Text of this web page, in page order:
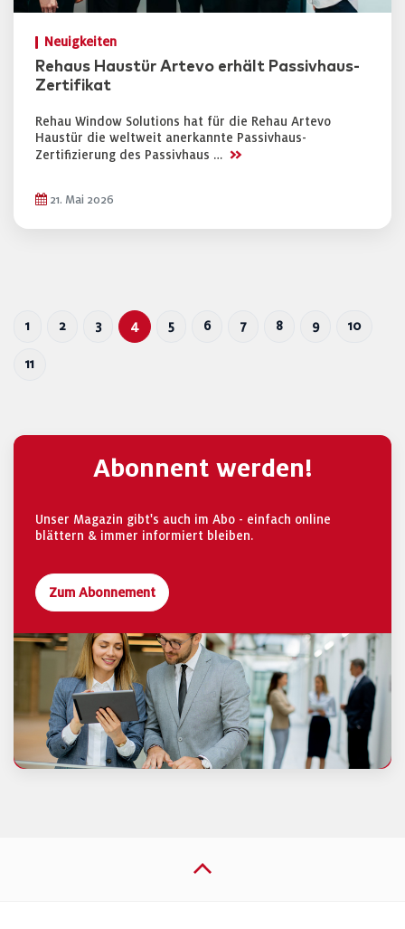
Neuigkeiten
Rehaus Haustür Artevo erhält Passivhaus-
Zertifikat
Rehau Window Solutions hat für die Rehau Artevo
Haustür die weltweit anerkannte Passivhaus-
Zertifizierung des Passivhaus … >>
21. Mai 2026
1 2 3 4 5 6 7 8 9 10
11
Abonnent werden!
Unser Magazin gibt's auch im Abo - einfach online
blättern & immer informiert bleiben.
Zum Abonnement